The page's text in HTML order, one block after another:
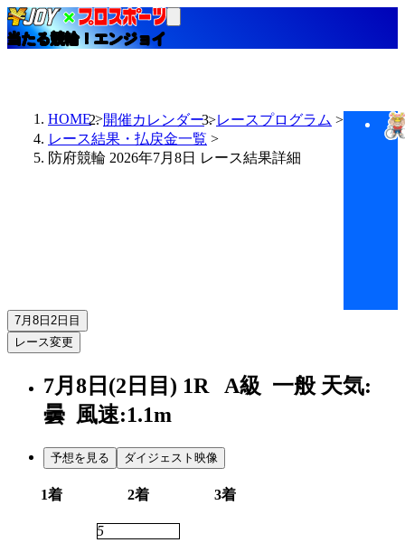
当たる競輪！エンジョイ
HOME 開催カレンダー
レースプログラム
レース結果・払戻金一覧
防府競輪 2026年7月8日 レース結果詳細
7月8日 2日目
レース変更
7月8日(2日目) 1R A級 一般 天気:
曇 風速:1.1m
予想を見る ダイジェスト映像
1着 2着 3着
5